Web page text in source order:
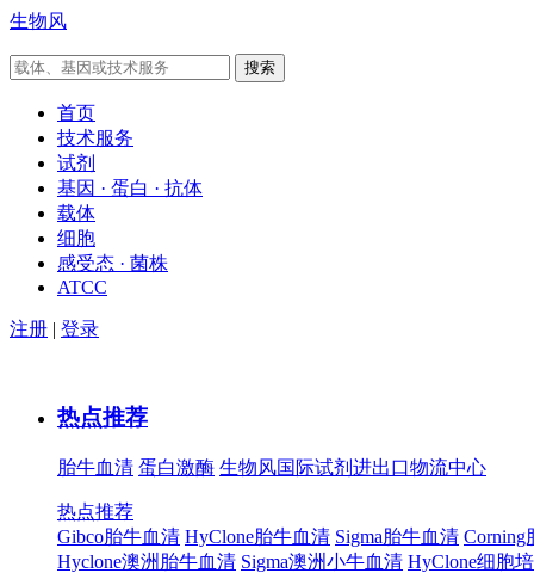
生物风
首页
技术服务
试剂
基因 · 蛋白 · 抗体
载体
细胞
感受态 · 菌株
ATCC
注册 | 登录
热点推荐
胎牛血清 蛋白激酶 生物风国际试剂进出口物流中心
热点推荐
Gibco胎牛血清 HyClone胎牛血清 Sigma胎牛血清 Corning
Hyclone澳洲胎牛血清 Sigma澳洲小牛血清 HyClone细胞